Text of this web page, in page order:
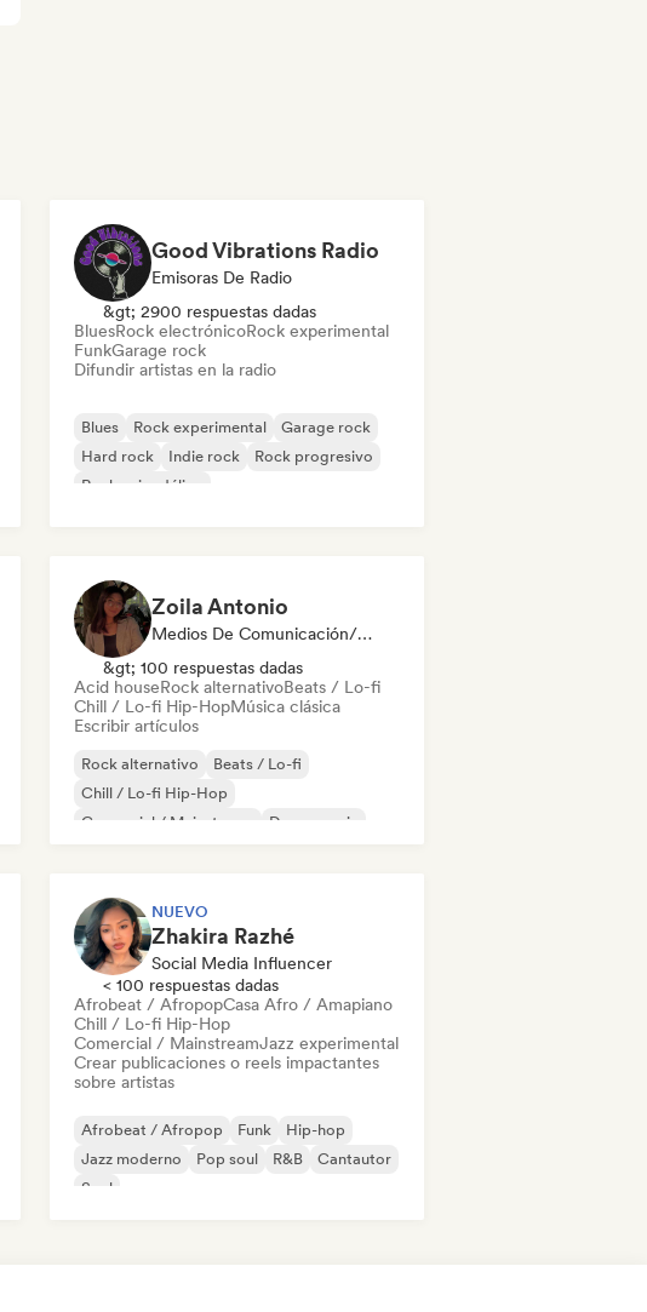
Good Vibrations Radio
Emisoras De Radio
&gt; 2900 respuestas dadas
BluesRock electrónicoRock experimental
FunkGarage rock
Difundir artistas en la radio
Blues Rock experimental
Garage rock
Hard rock
Indie rock
Rock progresivo
Rock psicodélico
Zoila Antonio
Medios De Comunicación/Periodista
&gt; 100 respuestas dadas
Acid houseRock alternativoBeats / Lo-fi
Chill / Lo-fi Hip-HopMúsica clásica
Escribir artículos
Rock alternativo
Beats / Lo-fi
Chill / Lo-fi Hip-Hop
Comercial / Mainstream
Dance music
NUEVO
Zhakira Razhé
Social Media Influencer
< 100 respuestas dadas
Afrobeat / AfropopCasa Afro / Amapiano
Chill / Lo-fi Hip-Hop
Comercial / MainstreamJazz experimental
Crear publicaciones o reels impactantes
sobre artistas
Afrobeat / Afropop Funk
Hip-hop
Jazz moderno
Pop soul R&B
Cantautor
Soul